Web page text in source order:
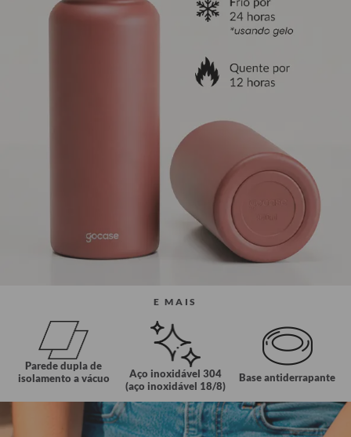
E MAIS
Parede dupla de
isolamento a vácuo
Aço inoxidável 304
(aço inoxidável 18/8)
Base antiderrapante